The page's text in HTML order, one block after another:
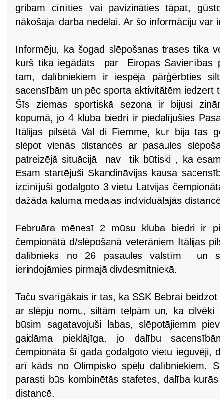
gribam cīnīties vai pavizināties tāpat,
nākošajai darba nedēļai. Ar šo informāciju var
Informēju, ka šogad slēpošanas trases tika
kurš tika iegādāts par Eiropas Savienības
tam, dalībniekiem ir iespēja pārģērbties
sacensībām un pēc sporta aktivitātēm iedzert
Šīs ziemas sportiskā sezona ir bijusi
kopumā, jo 4 kluba biedri ir piedalījušies
Itālijas pilsētā Val di Fiemme, kur bija tas
slēpot vienās distancēs ar pasaules
patreizējā situācijā nav tik būtiski , ka
Esam startējuši Skandināvijas kausa
izcīnījuši godalgoto 3.vietu Latvijas
dažāda kaluma medaļas individuālajās
Februāra mēnesī 2 mūsu kluba biedri ir
čempionātā d/slēpošanā veterāniem Itālijas
dalībnieks no 26 pasaules valstīm un
ierindojāmies pirmajā divdesmitniekā.
Taču svarīgākais ir tas, ka SSK Bebrai
ar slēpju nomu, siltām telpām un, ka
būsim sagatavojuši labas, slēpotājiemm
gaidāma pieklājīga, jo dalību
čempionāta šī gada godalgoto vietu ieguvēji,
arī kāds no Olimpisko spēļu dalībniekiem.
parasti būs kombinētās stafetes, dalība
distancē.